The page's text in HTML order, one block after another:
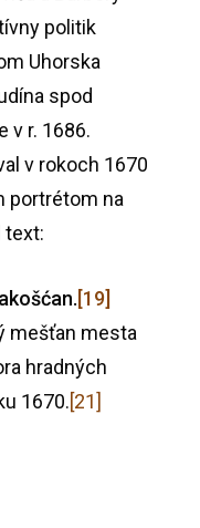
politik
Uhorska
spod
v r. 1686.
v rokoch 1670
portrétom na
text:
[19]
mešťan mesta
hradných
1670.[21]